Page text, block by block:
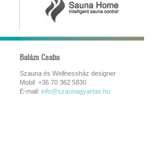
Balázs Csaba
Szauna és Wellnessház designer
Mobil: +36 70 362 5830
E-mail: info@szaunagyartas.hu